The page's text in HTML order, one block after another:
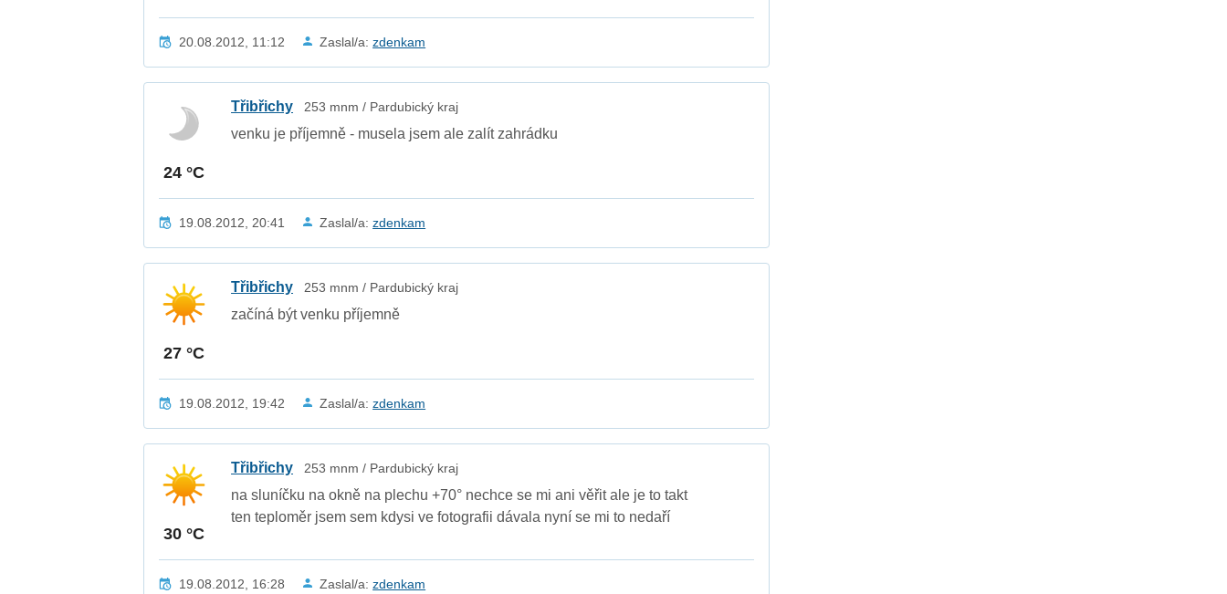
20.08.2012, 11:12 Zaslal/a:zdenkam
24 °C
Třibřichy 253 mnm / Pardubický kraj
venku je příjemně - musela jsem ale zalít zahrádku
19.08.2012, 20:41 Zaslal/a:zdenkam
27 °C
Třibřichy 253 mnm / Pardubický kraj
začíná být venku příjemně
19.08.2012, 19:42 Zaslal/a:zdenkam
30 °C
Třibřichy 253 mnm / Pardubický kraj
na sluníčku na okně na plechu +70° nechce se mi ani věřit ale je to takt
ten teploměr jsem sem kdysi ve fotografii dávala nyní se mi to nedaří
19.08.2012, 16:28 Zaslal/a:zdenkam